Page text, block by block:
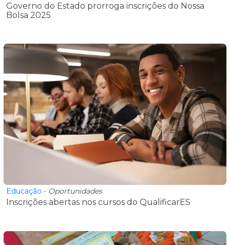
Governo do Estado prorroga inscrições do Nossa
Bolsa 2025
Educação - Oportunidades
Inscrições abertas nos cursos do QualificarES